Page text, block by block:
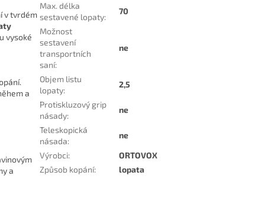
v tvrdém
vysoké
a
a
Max. délka
sestavené lopaty:
70
Možnost
sestavení
transportních
saní:
ne
Objem listu
lopaty:
2,5
Protiskluzový grip
násady:
ne
Teleskopická
násada:
ne
Výrobci:
ORTOVOX
Způsob kopání: lopata